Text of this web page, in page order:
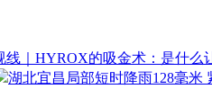
线｜HYROX的吸金术：是什么
湖北宜昌局部短时降雨128毫米